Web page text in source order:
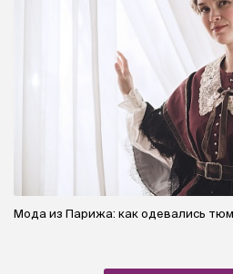
Мода из Парижа: как одевались